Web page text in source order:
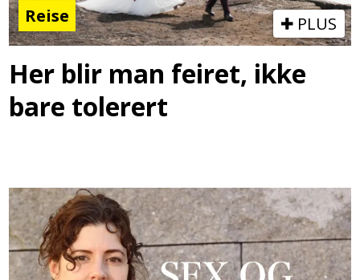
Reise PLUS
Her blir man feiret, ikke
bare tolerert